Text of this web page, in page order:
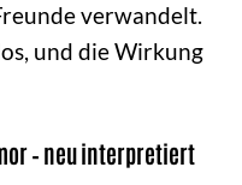
verwandelt.
und die Wirkung
– neu interpretiert